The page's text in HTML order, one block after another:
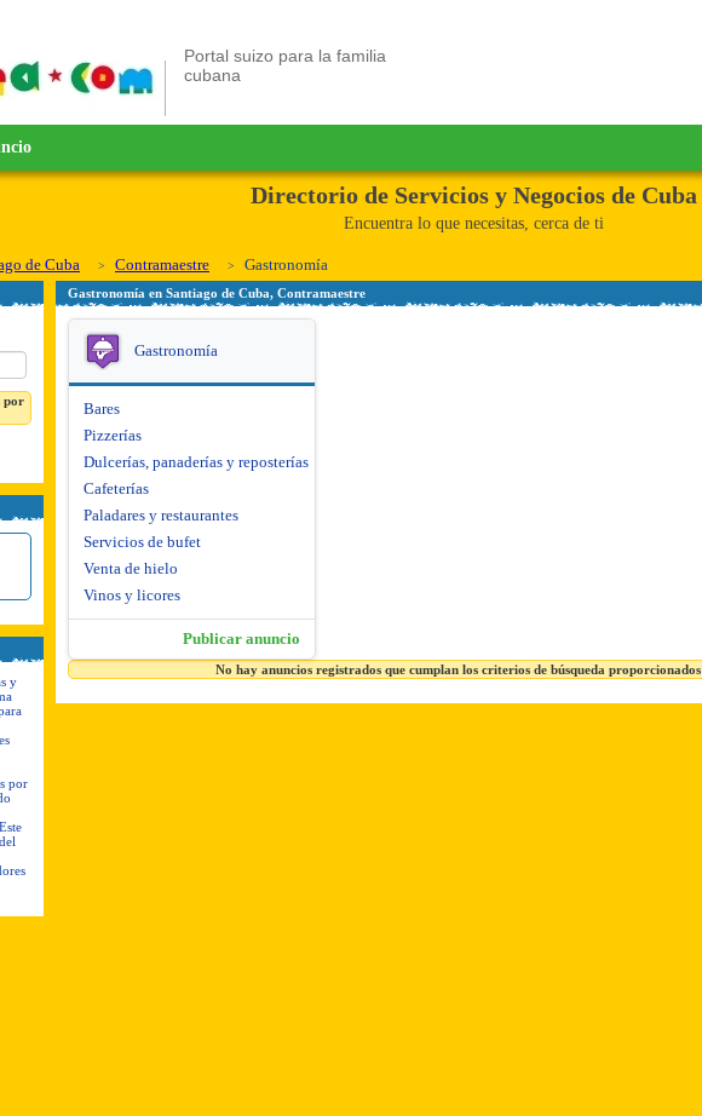
Portal suizo para la familia
cubana
Directorio de Servicios y Negocios de Cuba
Encuentra lo que necesitas, cerca de ti
de Cuba Contramaestre Gastronomía
por
y
por
Gastronomía en Santiago de Cuba, Contramaestre
Gastronomía
Bares
Pizzerías
Dulcerías, panaderías y reposterías
Cafeterías
Paladares y restaurantes
Servicios de bufet
Venta de hielo
Vinos y licores
Publicar anuncio
No hay anuncios registrados que cumplan los criterios de búsqueda proporcionados